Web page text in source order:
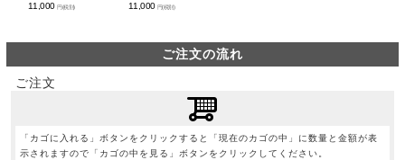
11,000円(税別)
11,000 円(税別)
ご注文の流れ
ご注文
「カゴに入れる」ボタンをクリックすると「現在のカゴの中」に数量と金額が表
示されますので「カゴの中を見る」ボタンをクリックしてください。